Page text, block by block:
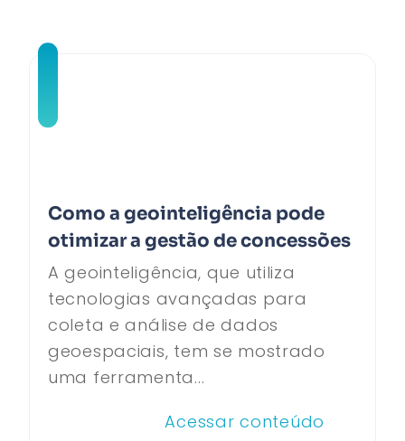
Como a geointeligência pode
otimizar a gestão de concessões
A geointeligência, que utiliza
tecnologias avançadas para
coleta e análise de dados
geoespaciais, tem se mostrado
uma ferramenta...
Acessar conteúdo